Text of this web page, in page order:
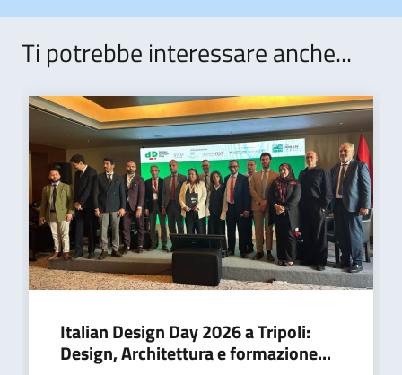
Ti potrebbe interessare anche...
Italian Design Day 2026 a Tripoli:
Design, Architettura e formazione...